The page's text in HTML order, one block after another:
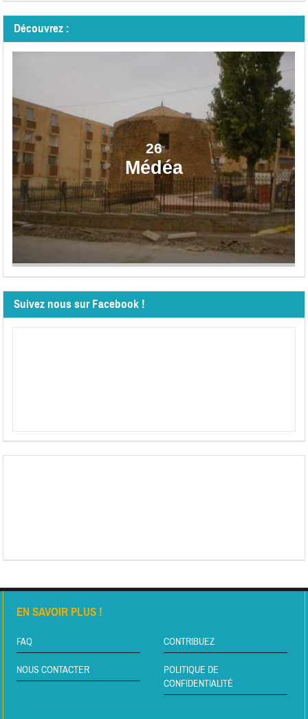
Découvrez :
26
Médéa
Suivez nous sur Facebook !
EN SAVOIR PLUS !
FAQ CONTRIBUEZ
NOUS CONTACTER
POLITIQUE DE
CONFIDENTIALITÉ